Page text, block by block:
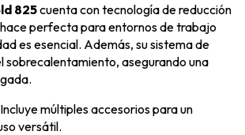
825cuenta con tecnología de reducción
perfecta para entornos de trabajo
es esencial. Además, su sistema de
sobrecalentamiento, asegurando una
múltiples accesorios para un
versátil.